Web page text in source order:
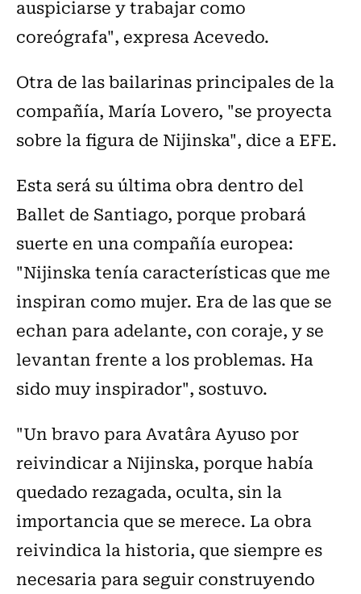
auspiciarse y trabajar como
coreógrafa", expresa Acevedo.
Otra de las bailarinas principales de la
compañía, María Lovero, "se proyecta
sobre la figura de Nijinska", dice a EFE.
Esta será su última obra dentro del
Ballet de Santiago, porque probará
suerte en una compañía europea:
"Nijinska tenía características que me
inspiran como mujer. Era de las que se
echan para adelante, con coraje, y se
levantan frente a los problemas. Ha
sido muy inspirador", sostuvo.
"Un bravo para Avatâra Ayuso por
reivindicar a Nijinska, porque había
quedado rezagada, oculta, sin la
importancia que se merece. La obra
reivindica la historia, que siempre es
necesaria para seguir construyendo